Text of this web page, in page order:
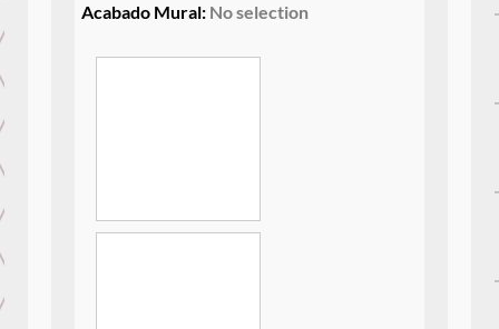
Acabado Mural: No selection